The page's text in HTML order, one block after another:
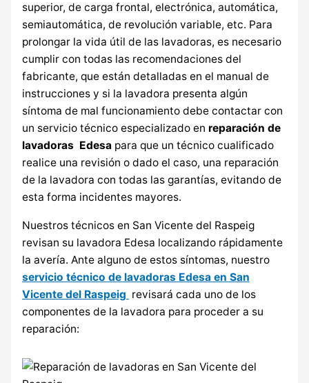
superior, de carga frontal, electrónica, automática,
semiautomática, de revolución variable, etc. Para
prolongar la vida útil de las lavadoras, es necesario
cumplir con todas las recomendaciones del
fabricante, que están detalladas en el manual de
instrucciones y si la lavadora presenta algún
síntoma de mal funcionamiento debe contactar con
un servicio técnico especializado en reparación de
lavadoras Edesapara que un técnico cualificado
realice una revisión o dado el caso, una reparación
de la lavadora con todas las garantías, evitando de
esta forma incidentes mayores.
Nuestros técnicos en San Vicente del Raspeig
revisan su lavadora Edesa localizando rápidamente
la avería. Ante alguno de estos síntomas, nuestro
servicio técnico de lavadoras Edesa en San
Vicente del Raspeig revisará cada uno de los
componentes de la lavadora para proceder a su
reparación: